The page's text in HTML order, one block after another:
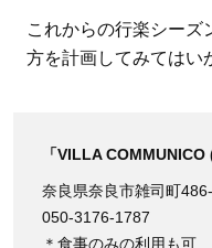
これからの行楽シーズ
方を計画してみてはい
「VILLA COMMUNICO
奈良県奈良市雑司町
050-3176-1787
＊食事のみの利用も可